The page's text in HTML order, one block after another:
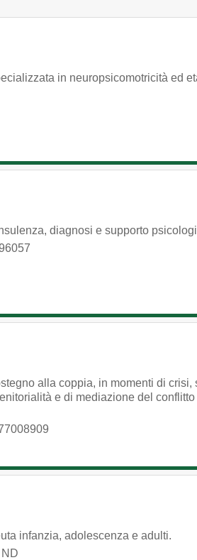
in neuropsicomotricità ed
diagnosi e supporto
alla coppia, in momenti di crisi,
e di mediazione del
infanzia, adolescenza e adulti.
ND